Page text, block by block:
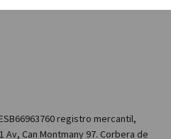
registro mercantil,
Av, Can Montmany 97. Corbera de